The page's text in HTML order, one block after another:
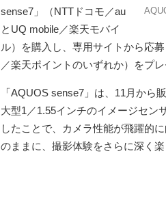
sense7」（NTTドコモ／au
とUQ mobile／楽天モバイ
ル）を購入し、専用サイトから応
／楽天ポイントのいずれか）をプ
「AQUOS sense7」は、11月から
大型1／1.55インチのイメージセン
したことで、カメラ性能が飛躍的
のままに、撮影体験をさらに深く楽